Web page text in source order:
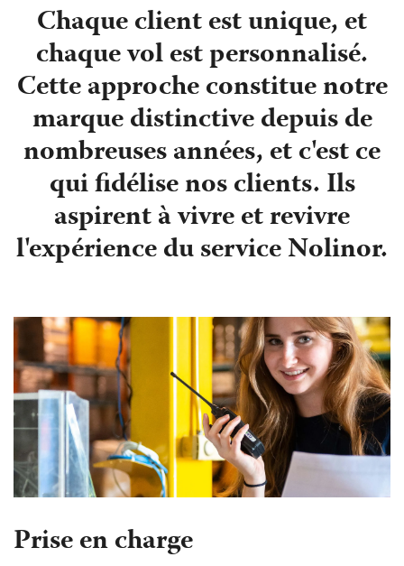
Chaque client est unique, et
chaque vol est personnalisé.
Cette approche constitue notre
marque distinctive depuis de
nombreuses années, et c'est ce
qui fidélise nos clients. Ils
aspirent à vivre et revivre
l'expérience du service Nolinor.
Prise en charge